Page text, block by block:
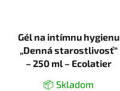
Gél na intímnu hygienu
„Denná starostlivosť“
– 250 ml – Ecolatier
📦 Skladom